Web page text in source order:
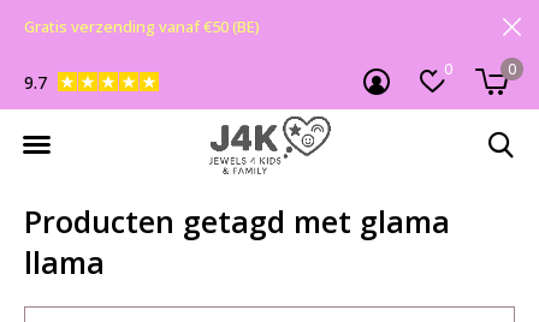
0 0
9.7
Gratis verzending vanaf €50 (BE)
Producten getagd met glama
llama